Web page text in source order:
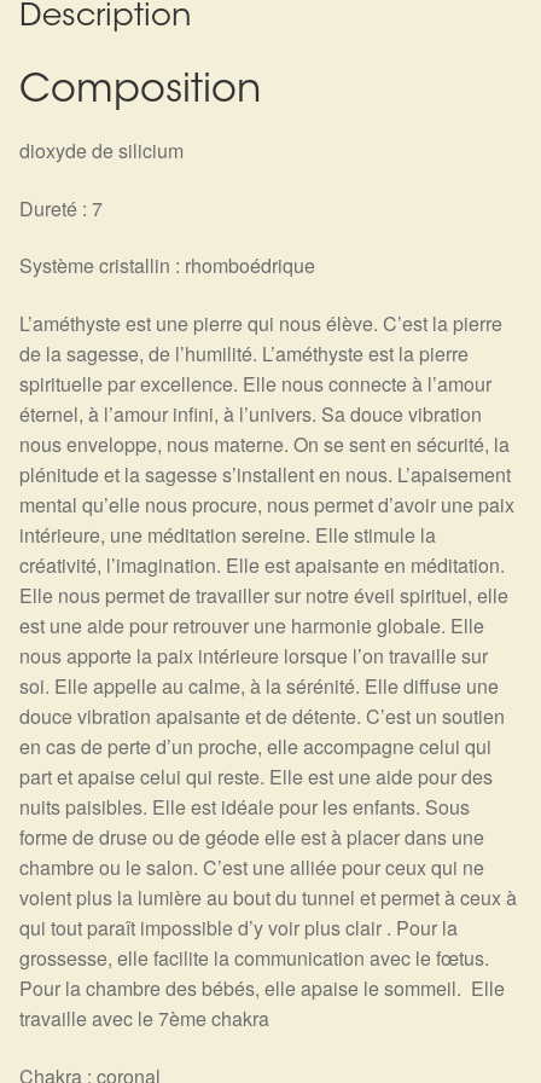
Détails du compte
Commandes
Panier
Description
Composition
dioxyde de silicium
Dureté : 7
Système cristallin : rhomboédrique
L’améthyste est une pierre qui nous élève. C’est la pierre
de la sagesse, de l’humilité. L’améthyste est la pierre
spirituelle par excellence. Elle nous connecte à l’amour
éternel, à l’amour infini, à l’univers. Sa douce vibration
nous enveloppe, nous materne. On se sent en sécurité, la
plénitude et la sagesse s’installent en nous. L’apaisement
mental qu’elle nous procure, nous permet d’avoir une paix
intérieure, une méditation sereine. Elle stimule la
créativité, l’imagination. Elle est apaisante en méditation.
Elle nous permet de travailler sur notre éveil spirituel, elle
est une aide pour retrouver une harmonie globale. Elle
nous apporte la paix intérieure lorsque l’on travaille sur
soi. Elle appelle au calme, à la sérénité. Elle diffuse une
douce vibration apaisante et de détente. C’est un soutien
en cas de perte d’un proche, elle accompagne celui qui
part et apaise celui qui reste. Elle est une aide pour des
nuits paisibles. Elle est idéale pour les enfants. Sous
forme de druse ou de géode elle est à placer dans une
chambre ou le salon. C’est une alliée pour ceux qui ne
voient plus la lumière au bout du tunnel et permet à ceux à
qui tout paraît impossible d’y voir plus clair . Pour la
grossesse, elle facilite la communication avec le fœtus.
Pour la chambre des bébés, elle apaise le sommeil. Elle
travaille avec le 7ème chakra
Chakra : coronal